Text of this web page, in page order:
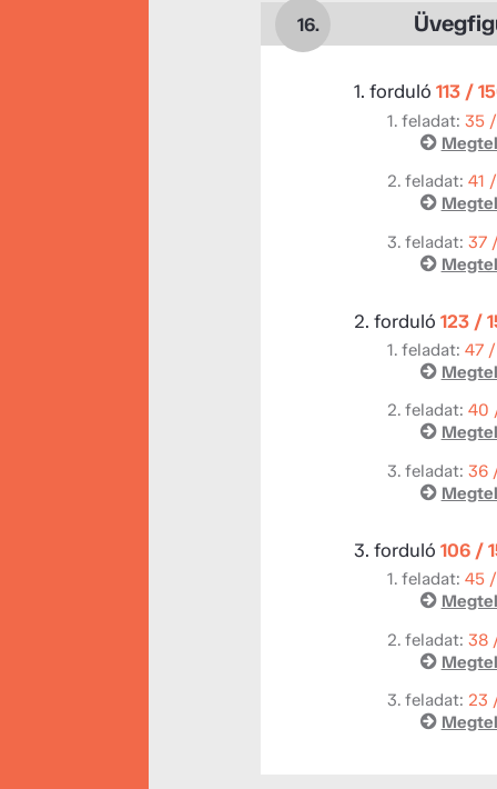
16.
1. forduló 113 /
1. feladat: 35
2. feladat: 41
3. feladat: 37
2. forduló 123 /
1. feladat: 47
2. feladat: 40
3. feladat: 36
3. forduló 106 /
1. feladat: 45
2. feladat: 38
3. feladat: 23